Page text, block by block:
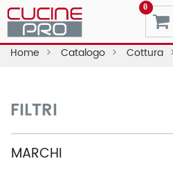
0
Home Catalogo Cottura
FILTRI
MARCHI